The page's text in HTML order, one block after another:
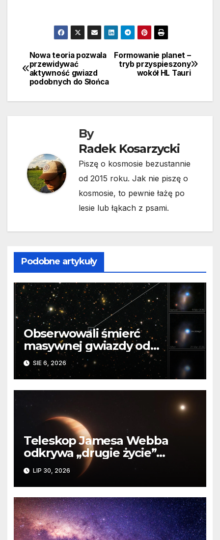
Nawigacja
wpisu
Formowanie planet –
tryb przyspieszony
wokół HL Tauri
Nowa teoria pozwala
przewidywać
aktywność gwiazd
podobnych do Słońca
By
Radek Kosarzycki
Piszę o kosmosie bezustannie
od 2015 roku. Jak nie piszę o
kosmosie, to pewnie łażę po
lesie lub łąkach z psami.
Podobne artykuły
Obserwowali śmierć
masywnej gwiazdy od
samego początku. Niezwykle
cenne dane
SIE 6, 2026
Teleskop Jamesa Webba
odkrywa „drugie życie”
planety krążącej wokół
martwej gwiazdy
LIP 30, 2026